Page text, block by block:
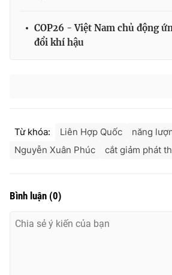
COP26 - Việt Nam chủ động
đổi khí hậu
Từ khóa: Liên Hợp Quốc
năng
Nguyễn Xuân Phúc
cắt giảm phát
Bình luận (0)